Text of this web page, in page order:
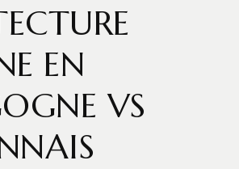
EN
VS